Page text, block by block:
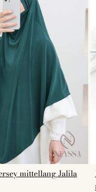
mittellang Jalila